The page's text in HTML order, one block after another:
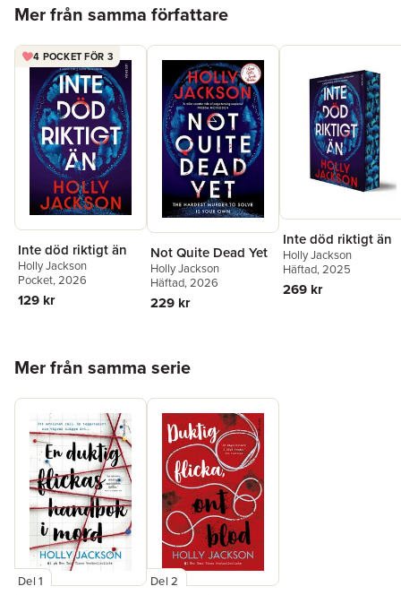
och avslutande boken i serien.
»Har ni inte läst den här spänningsserien ännu så
rekommenderar jag den verkligen!« Bok Camilla
Så gott som dödär en stark avslutning på en serie jag
verkligen tycker om.« Boktokig
»Holly Jackson kan sitt hantverk och drar skickligt ut på
spänningen för att underhålla läsaren.« Betyg: 4 av 5 - Annica
Andersson, BTJ
Mer från samma författare
4 POCKET FÖR 3
Inte död riktigt än
Holly Jackson
Pocket, 2026
129 kr
Not Quite Dead Yet
Holly Jackson
Häftad, 2026
229 kr
Inte död riktigt än
Holly Jackson
Häftad, 2025
269 kr
Mer från samma serie
Del 1 Del 2